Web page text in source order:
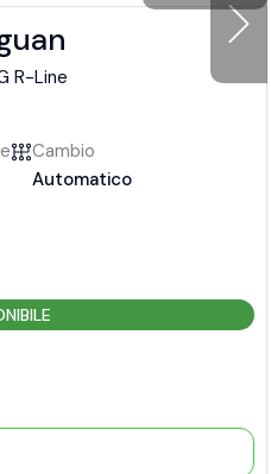
R-Line
Cambio
Automatico